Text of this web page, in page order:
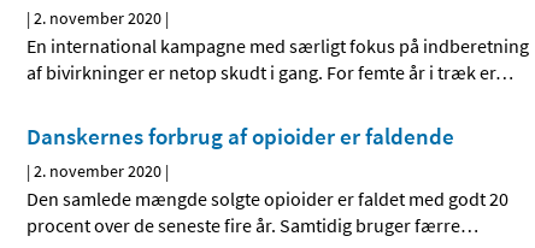
|2. november 2020 |
En international kampagne med særligt fokus på indberetning
af bivirkninger er netop skudt i gang. For femte år i træk er…
Danskernes forbrug af opioider er faldende
|2. november 2020 |
Den samlede mængde solgte opioider er faldet med godt 20
procent over de seneste fire år. Samtidig bruger færre…